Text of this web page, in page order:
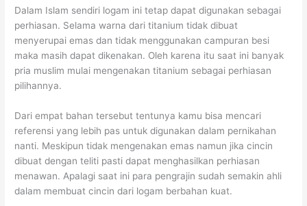
Dalam Islam sendiri logam ini tetap dapat digunakan sebagai
perhiasan. Selama warna dari titanium tidak dibuat
menyerupai emas dan tidak menggunakan campuran besi
maka masih dapat dikenakan. Oleh karena itu saat ini banyak
pria muslim mulai mengenakan titanium sebagai perhiasan
pilihannya.
Dari empat bahan tersebut tentunya kamu bisa mencari
referensi yang lebih pas untuk digunakan dalam pernikahan
nanti. Meskipun tidak mengenakan emas namun jika cincin
dibuat dengan teliti pasti dapat menghasilkan perhiasan
menawan. Apalagi saat ini para pengrajin sudah semakin ahli
dalam membuat cincin dari logam berbahan kuat.